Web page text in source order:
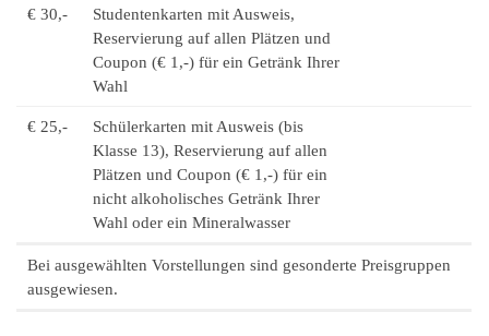
€ 30,-
Studentenkarten mit Ausweis,
Reservierung auf allen Plätzen und
Coupon (€ 1,-) für ein Getränk Ihrer
Wahl
€ 25,-
Schülerkarten mit Ausweis (bis
Klasse 13), Reservierung auf allen
Plätzen und Coupon (€ 1,-) für ein
nicht alkoholisches Getränk Ihrer
Wahl oder ein Mineralwasser
Bei ausgewählten Vorstellungen sind gesonderte Preisgruppen
ausgewiesen.